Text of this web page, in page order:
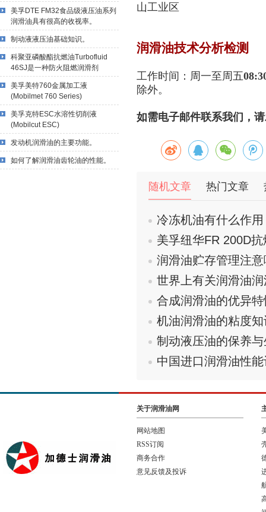
美孚DTE FM32食品级液压油系列
润滑油具有很高的收视率。
制动液液压油基础知识。
科聚亚磷酸酯抗燃油Turbofluid
46SJ是一种防火阻燃润滑剂
美孚美特760金属加工液
(Mobilmet 760 Series)
美孚克特ESC水溶性切削液
(Mobilcut ESC)
发动机润滑油的主要功能。
如何了解润滑油齿轮油的性能。
山工业区
润滑油技术分析检测
工作时间：周一至周五
除外。
如需电子邮件联系我们，
随机文章 热门文章
冷冻机油有什么作
美孚纽华FR 200D抗燃液压油
润滑油贮存管理注
世界上有关润滑油
合成润滑油的优异
机油润滑油的粘度
制动液压油的保养
中国进口润滑油性
关于润滑油网
网站地图
RSS订阅
商务合作
意见反馈及投诉